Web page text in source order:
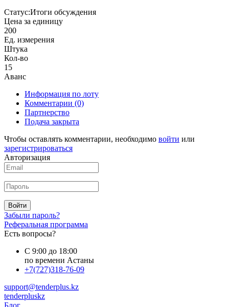
Статус:Итоги обсуждения
Цена за единицу
200
Ед. измерения
Штука
Кол-во
15
Аванс
Информация по лоту
Комментарии (0)
Партнерство
Подача закрыта
Чтобы оставлять комментарии, необходимо войти или
зарегистрироваться
Авторизация
Войти
Забыли пароль?
Реферальная программа
Есть вопросы?
С 9:00 до 18:00
по времени Астаны
+7(727)318-76-09
support@tenderplus.kz
tenderpluskz